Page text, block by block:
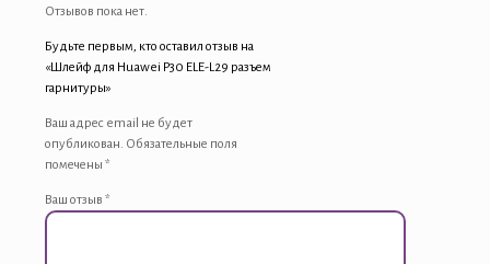
Отзывов пока нет.
Будьте первым, кто оставил отзыв на
«Шлейф для Huawei P30 ELE-L29 разъем
гарнитуры»
Ваш адрес email не будет
опубликован. Обязательные поля
помечены *
Ваш отзыв *